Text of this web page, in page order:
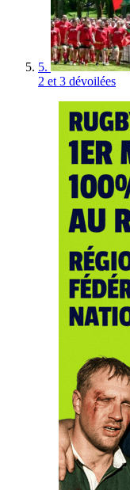
5.
2 et 3 dévoilées